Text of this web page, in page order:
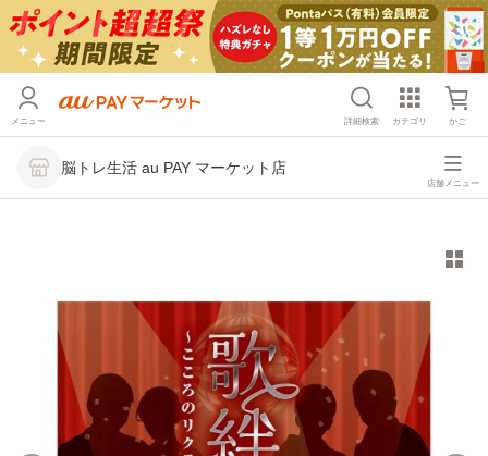
メニュー 詳細検索 カテゴリ かご
脳トレ生活 au PAY マーケット店
店舗メニュー